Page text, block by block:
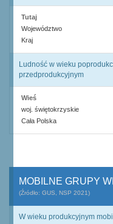
Tutaj
Województwo
Kraj
Ludność w wieku
przedprodukcyjnym
Wieś
woj. świętokrzyskie
Cała Polska
MOBILNE GRUPY
(Źródło: GUS, NSP 2021)
W wieku produkcyjnym